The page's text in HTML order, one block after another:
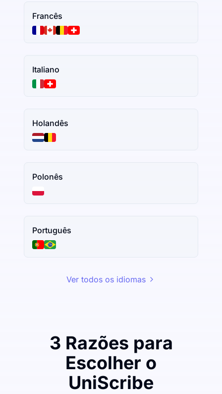
Francês
Italiano
Holandês
Polonês
Português
Ver todos os idiomas
3 Razões para
Escolher o
UniScribe